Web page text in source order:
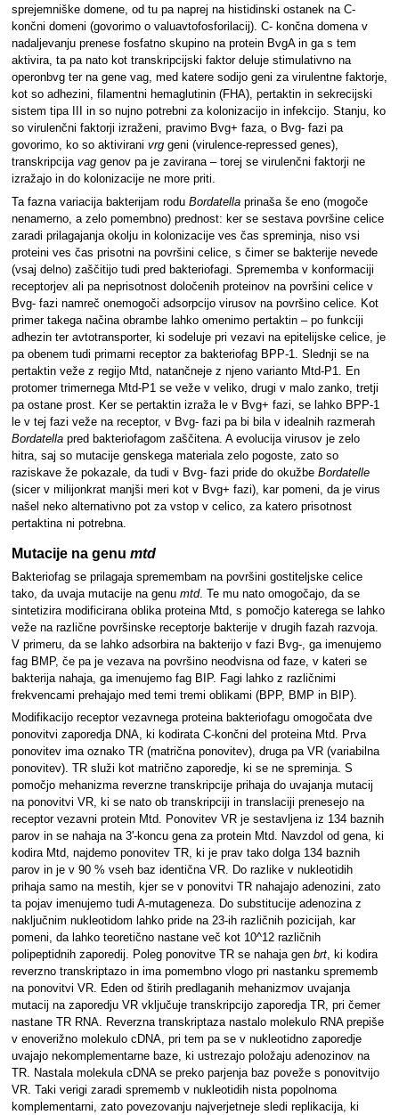
sprejemniške domene, od tu pa naprej na histidinski ostanek na C-
končni domeni (govorimo o valuavtofosforilacij). C- končna domena v
nadaljevanju prenese fosfatno skupino na protein BvgA in ga s tem
aktivira, ta pa nato kot transkripcijski faktor deluje stimulativno na
operonbvg ter na gene vag, med katere sodijo geni za virulentne faktorje,
kot so adhezini, filamentni hemaglutinin (FHA), pertaktin in sekrecijski
sistem tipa III in so nujno potrebni za kolonizacijo in infekcijo. Stanju, ko
so virulenčni faktorji izraženi, pravimo Bvg+ faza, o Bvg- fazi pa
govorimo, ko so aktivirani vrggeni (virulence-repressed genes),
transkripcija vaggenov pa je zavirana – torej se virulenčni faktorji ne
izražajo in do kolonizacije ne more priti.
Ta fazna variacija bakterijam rodu Bordatellaprinaša še eno (mogoče
nenamerno, a zelo pomembno) prednost: ker se sestava površine celice
zaradi prilagajanja okolju in kolonizacije ves čas spreminja, niso vsi
proteini ves čas prisotni na površini celice, s čimer se bakterije nevede
(vsaj delno) zaščitijo tudi pred bakteriofagi. Sprememba v konformaciji
receptorjev ali pa neprisotnost določenih proteinov na površini celice v
Bvg- fazi namreč onemogoči adsorpcijo virusov na površino celice. Kot
primer takega načina obrambe lahko omenimo pertaktin – po funkciji
adhezin ter avtotransporter, ki sodeluje pri vezavi na epitelijske celice, je
pa obenem tudi primarni receptor za bakteriofag BPP-1. Slednji se na
pertaktin veže z regijo Mtd, natančneje z njeno varianto Mtd-P1. En
protomer trimernega Mtd-P1 se veže v veliko, drugi v malo zanko, tretji
pa ostane prost. Ker se pertaktin izraža le v Bvg+ fazi, se lahko BPP-1
le v tej fazi veže na receptor, v Bvg- fazi pa bi bila v idealnih razmerah
Bordatellapred bakteriofagom zaščitena. A evolucija virusov je zelo
hitra, saj so mutacije genskega materiala zelo pogoste, zato so
raziskave že pokazale, da tudi v Bvg- fazi pride do okužbe Bordatelle
(sicer v milijonkrat manjši meri kot v Bvg+ fazi), kar pomeni, da je virus
našel neko alternativno pot za vstop v celico, za katero prisotnost
pertaktina ni potrebna.
Mutacije na genu mtd
Bakteriofag se prilagaja spremembam na površini gostiteljske celice
tako, da uvaja mutacije na genu mtd. Te mu nato omogočajo, da se
sintetizira modificirana oblika proteina Mtd, s pomočjo katerega se lahko
veže na različne površinske receptorje bakterije v drugih fazah razvoja.
V primeru, da se lahko adsorbira na bakterijo v fazi Bvg-, ga imenujemo
fag BMP, če pa je vezava na površino neodvisna od faze, v kateri se
bakterija nahaja, ga imenujemo fag BIP. Fagi lahko z različnimi
frekvencami prehajajo med temi tremi oblikami (BPP, BMP in BIP).
Modifikacijo receptor vezavnega proteina bakteriofagu omogočata dve
ponovitvi zaporedja DNA, ki kodirata C-končni del proteina Mtd. Prva
ponovitev ima oznako TR (matrična ponovitev), druga pa VR (variabilna
ponovitev). TR služi kot matrično zaporedje, ki se ne spreminja. S
pomočjo mehanizma reverzne transkripcije prihaja do uvajanja mutacij
na ponovitvi VR, ki se nato ob transkripciji in translaciji prenesejo na
receptor vezavni protein Mtd. Ponovitev VR je sestavljena iz 134 baznih
parov in se nahaja na 3'-koncu gena za protein Mtd. Navzdol od gena, ki
kodira Mtd, najdemo ponovitev TR, ki je prav tako dolga 134 baznih
parov in je v 90 % vseh baz identična VR. Do razlike v nukleotidih
prihaja samo na mestih, kjer se v ponovitvi TR nahajajo adenozini, zato
ta pojav imenujemo tudi A-mutageneza. Do substitucije adenozina z
naključnim nukleotidom lahko pride na 23-ih različnih pozicijah, kar
pomeni, da lahko teoretično nastane več kot 10^12 različnih
polipeptidnih zaporedij. Poleg ponovitve TR se nahaja gen brt, ki kodira
reverzno transkriptazo in ima pomembno vlogo pri nastanku sprememb
na ponovitvi VR. Eden od štirih predlaganih mehanizmov uvajanja
mutacij na zaporedju VR vključuje transkripcijo zaporedja TR, pri čemer
nastane TR RNA. Reverzna transkriptaza nastalo molekulo RNA prepiše
v enoverižno molekulo cDNA, pri tem pa se v nukleotidno zaporedje
uvajajo nekomplementarne baze, ki ustrezajo položaju adenozinov na
TR. Nastala molekula cDNA se preko parjenja baz poveže s ponovitvijo
VR. Taki verigi zaradi sprememb v nukleotidih nista popolnoma
komplementarni, zato povezovanju najverjetneje sledi replikacija, ki